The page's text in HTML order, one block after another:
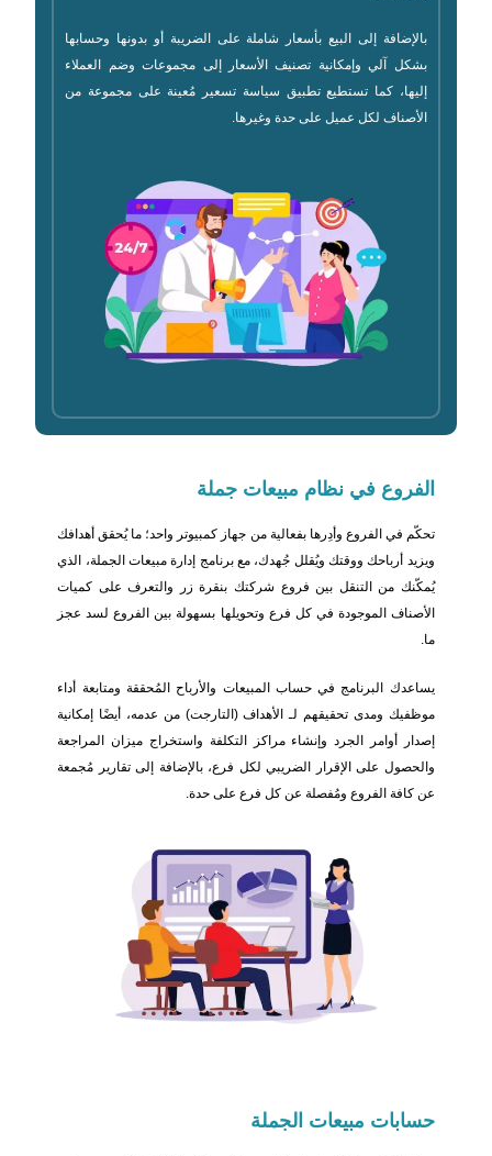
بالإضافة إلى البيع بأسعار شاملة على الضريبة أو بدونها وحسابها
بشكل آلي وإمكانية تصنيف الأسعار إلى مجموعات وضم العملاء
إليها، كما تستطيع تطبيق سياسة تسعير مُعينة على مجموعة من
الأصناف لكل عميل على حدة وغيرها.
الفروع في نظام مبيعات جملة
تحكّم في الفروع وأدِرها بفعالية من جهاز كمبيوتر واحد؛ ما يُحقق أهدافك
ويزيد أرباحك ووقتك ويُقلل جُهدك، مع برنامج إدارة مبيعات الجملة، الذي
يُمكّنك من التنقل بين فروع شركتك بنقرة زر والتعرف على كميات
الأصناف الموجودة في كل فرع وتحويلها بسهولة بين الفروع لسد عجز
ما.
يساعدك البرنامج في حساب المبيعات والأرباح المُحققة ومتابعة أداء
موظفيك ومدى تحقيقهم لـ الأهداف (التارجت) من عدمه، أيضًا إمكانية
إصدار أوامر الجرد وإنشاء مراكز التكلفة واستخراج ميزان المراجعة
والحصول على الإقرار الضريبي لكل فرع، بالإضافة إلى تقارير مُجمعة
عن كافة الفروع ومُفصلة عن كل فرع على حدة.
حسابات مبيعات الجملة